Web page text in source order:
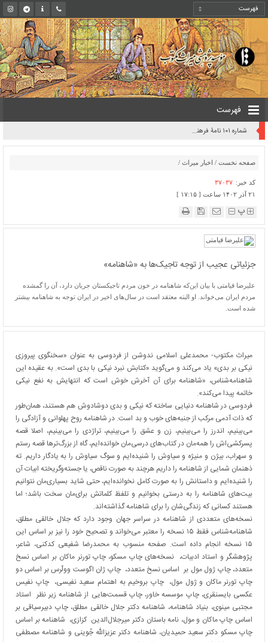
فهرست
روایت یک قرن صیانت از میراث مکتوب ایران به بیان معاون کتابخانه ملی
صفحه نخست / اخبار میراث /
کد خبر: ۳۷۰۳۷
۲۱ آذر ۱۴۰۲ ساعت [ ۱۷:۱۵ ]
پ
جزئیاتی عجیب از توجه تاجیک‌ها به «شاهنامه»
علیرضا قیامتی با بیان این‌که شاهنامه در خون مردم تاجیکستان جریان دارد، آن را گمشده
مردم ایران می‌خواند. او البته معتقد است در سال‌های اخیر در ایران توجه به شاهنامه بیشتر
شده است.
میراث مکتوب- محمدعلی اسلامی ندوشن از فردوسی به عنوان «سخنگوی پیروزی
نیکی بر بدی» یاد می‌کند و می‌گوید «کتابش نبرد نیکی با بدی است». به عقیده این
شاهنامه‌شناس، «شاهنامه برای آن آخرش خوش است که انتهایش به نفع نیکی
خاتمه پیدا می‌کند».
فردوسی در شاهنامه دنیایی ساخته که نیکی و بدی دوشادوش هم هستند، همان‌طور
که ذات آدمی مرکب از جنبه‌های خوب و بد است. در شاهنامه روح پهلوانی و آزادگی را
می‌بینیم، اندرز را می‌بینیم، زن و عشق را می‌بینیم، تراژدی را می‌بینیم، اصلا قصه
پسرکشی‌اش را همه‌مان در کتاب‌های درسی‌مان خوانده‌ایم، گاه از بزرگ‌ترها قصه‌ رستم
و سهراب، بیژن و منیژه و سیاوش را شنیده‌ایم و سوگ سیاوش را به یادگار داریم. ته
ذهنمان شمایی از شاهنامه را داریم هرچند به صورت ناقص، یا جسته‌وگریخته ابیات آن
را شنیده‌ایم و داستانش را به صورت کامل نخوانده‌ایم، حتی شاید بسیاری‌مان نتوانیم
بیت‌های شاهنامه را به درستی بخوانیم و تلفظ کلماتش برای‌مان سخت باشد؛ اما
هستند کسانی که زندگی‌شان را برای شاهنامه‌ گذاشته‌اند.
نسخه‌های متعددی از شاهنامه در سراسر جهان وجود دارد که جلال خالقی مطلق،
شاهنامه‌شناس فقط ۱۵ نسخه را معتبر می‌خواند و تصحیح خود را نیز بر اساس این
۱۵ نسخه انجام داده است. صفحه منسوب به محمدرضا شفیعی کدکنی، شاعر،
پژوهشگر و استاد ادبیات، نسخه‌های چاپ مسکو، چاپ تورنر ماکان بر اساس نسخ
متعدد، چاپ ژول مول بر اساس نسخ متعدد، چاپ ژان اگوست وولّرس بر اساس دو
چاپ تورنر ماکان و ژول مول، چاپ بروخیم به اهتمام سعید نفیسی، چاپ نفیس
عکسی بایسنقری، چاپ موسسه خاور، چاپ قسمت‌هایی از شاهنامه زیر نظر استاد
مجتبی مینوی، بنیاد شاهنامه، شاهنامه دکتر جلال خالقی مطلق، چاپ دبیرسیاقی بر
اساس چاپ ماکان و مول، نامه باستان دکتر میرجلال‌الدین کزازی، شاهنامه بر اساس
چاپ مسکو دکتر سعید حمیدیان، شاهنامه دکتر عزیزالله جُوینی و شاهنامه مصطفی